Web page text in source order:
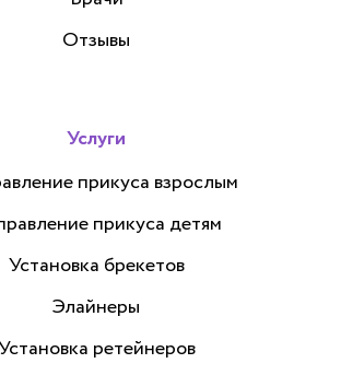
Отзывы
Услуги
прикуса взрослым
прикуса детям
Установка брекетов
Элайнеры
ретейнеров